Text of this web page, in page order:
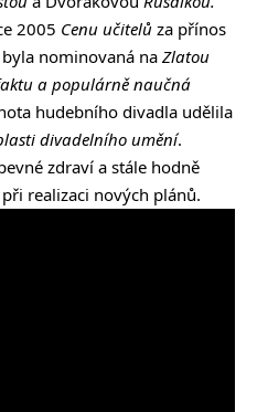
2005 Cenu učitelů za přínos
nominovaná na Zlatou
a populárně naučná
hudebního divadla udělila
divadelního umění.
zdraví a stále hodně
realizaci nových plánů.